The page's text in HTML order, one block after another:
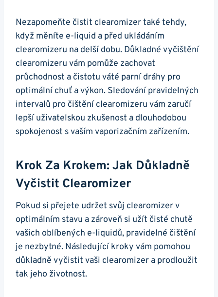
Nezapomeňte čistit clearomizer také tehdy,
když měníte e-liquid a před ukládáním
clearomizeru na delší dobu. Důkladné vyčištění
clearomizeru vám pomůže zachovat
průchodnost a čistotu váté parní dráhy pro
optimální chuť a výkon. Sledování pravidelných
intervalů pro čištění clearomizeru vám zaručí
lepší uživatelskou zkušenost a dlouhodobou
spokojenost s vaším vaporizačním zařízením.
Krok Za Krokem: Jak Důkladně
Vyčistit Clearomizer
Pokud si přejete udržet svůj clearomizer v
optimálním stavu a zároveň si užít čisté chutě
vašich oblíbených e-liquidů, pravidelné čištění
je nezbytné. Následující kroky vám pomohou
důkladně vyčistit vaši clearomizer a prodloužit
tak jeho životnost.